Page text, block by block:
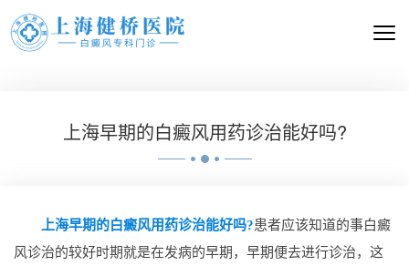
上海早期的白癜风用药诊治能好吗?
上海早期的白癜风用药诊治能好吗?患者应该知道的事白癜
风诊治的较好时期就是在发病的早期，早期便去进行诊治，这